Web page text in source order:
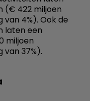
(€ 422 miljoen
4%). Ook de
laten een
miljoen
van 37%).